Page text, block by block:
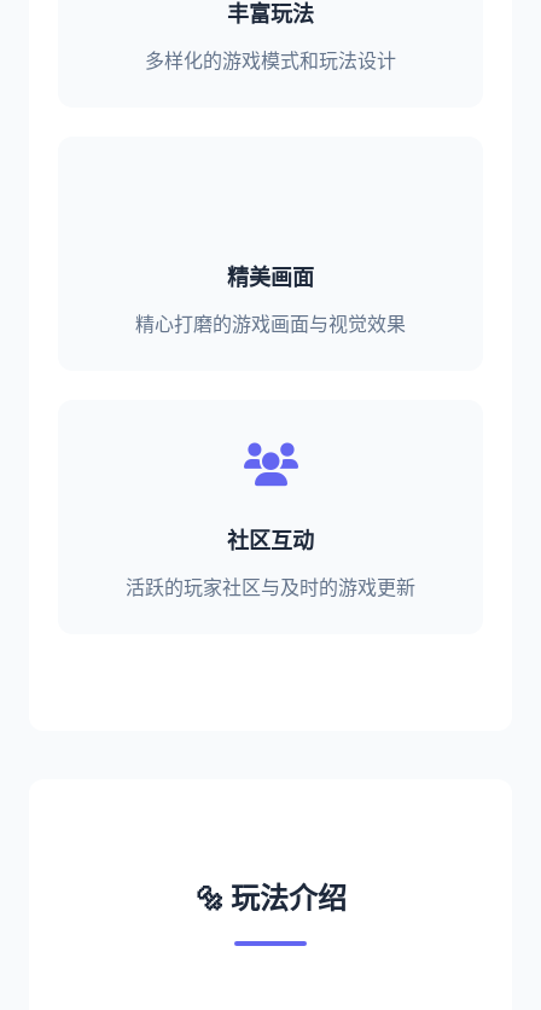
丰富玩法
多样化的游戏模式和玩法设计
精美画面
精心打磨的游戏画面与视觉效果
社区互动
活跃的玩家社区与及时的游戏更新
🔩 玩法介绍